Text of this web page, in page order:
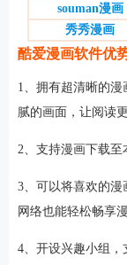
专题
souman漫画
秀秀漫画
酷爱漫画软件优
1、拥有超清晰的
腻的画面，让阅读
2、支持漫画下载至
3、可以将喜欢的
网络也能轻松畅享
4、开设兴趣小组，